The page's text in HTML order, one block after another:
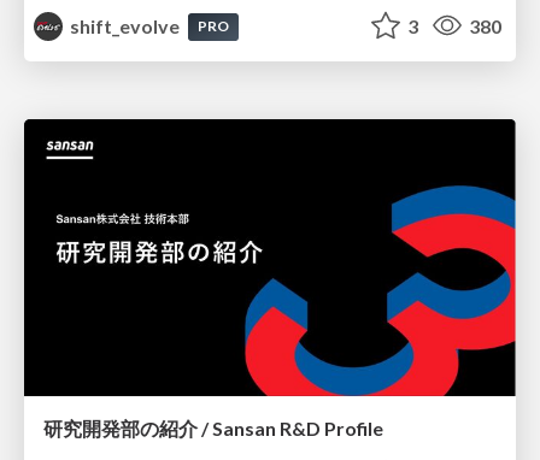
shift_evolve
PRO 3 380
研究開発部の紹介 / Sansan R&D Profile